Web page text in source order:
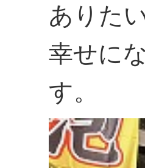
ありた
幸せに
す。